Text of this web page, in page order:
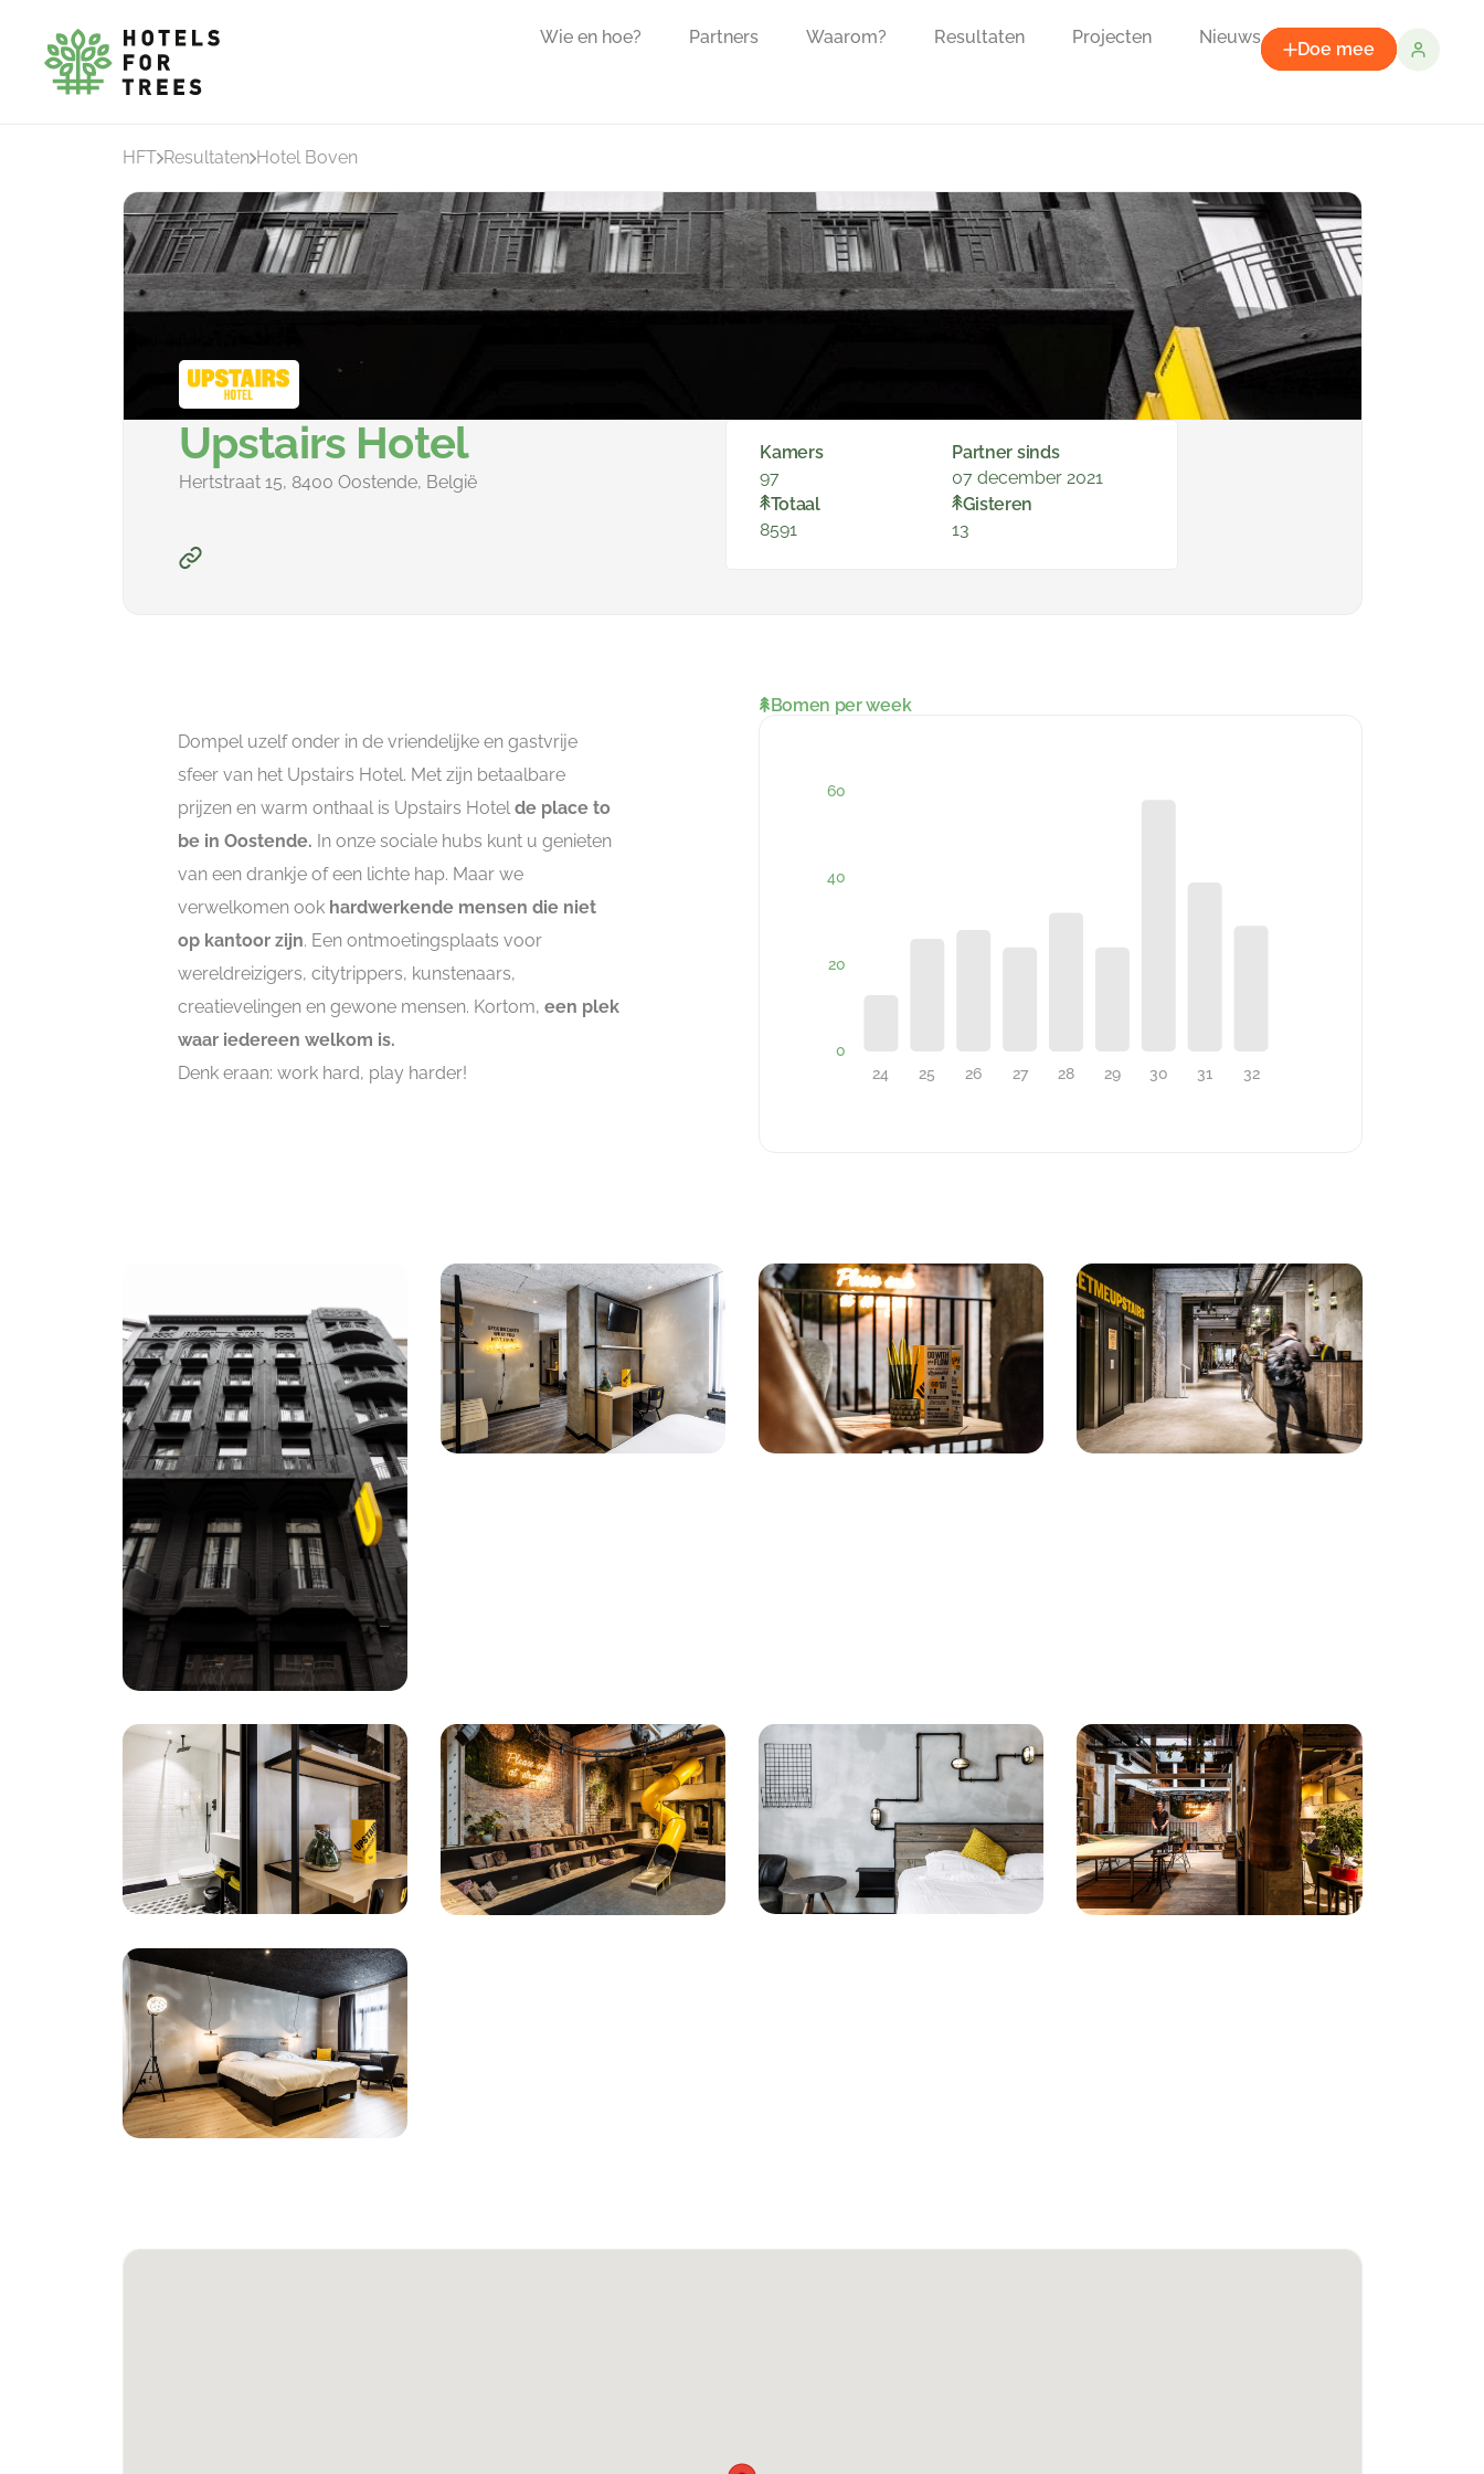
Wie en hoe? Partners Waarom? Resultaten Projecten Nieuws
Doe mee
HFT Resultaten Hotel Boven
Upstairs Hotel
Hertstraat 15, 8400 Oostende, België
Kamers
97
Partner sinds
07 december 2021
Totaal
8591
Gisteren
13
Dompel uzelf onder in de vriendelijke en gastvrije
sfeer van het Upstairs Hotel. Met zijn betaalbare
prijzen en warm onthaal is Upstairs Hotelde place to
be in Oostende. In onze sociale hubs kunt u genieten
van een drankje of een lichte hap. Maar we
verwelkomen ook hardwerkende mensen die niet
op kantoor zijn. Een ontmoetingsplaats voor
wereldreizigers, citytrippers, kunstenaars,
creatievelingen en gewone mensen. Kortom, een plek
waar iedereen welkom is.
Denk eraan: work hard, play harder!
Bomen per week